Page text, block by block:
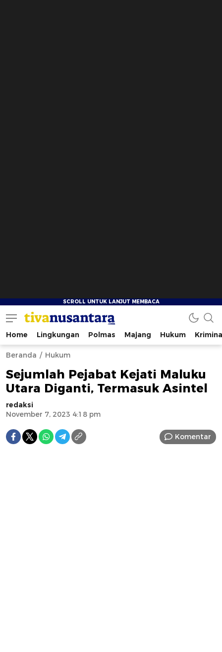
tivanusantara.com
Berita Nusantara
Home Lingkungan Polmas Majang Hukum
Beranda Hukum
Sejumlah Pejabat Kejati Maluku
Utara Diganti, Termasuk Asintel
redaksi
November 7, 2023 4:18 pm
Komentar